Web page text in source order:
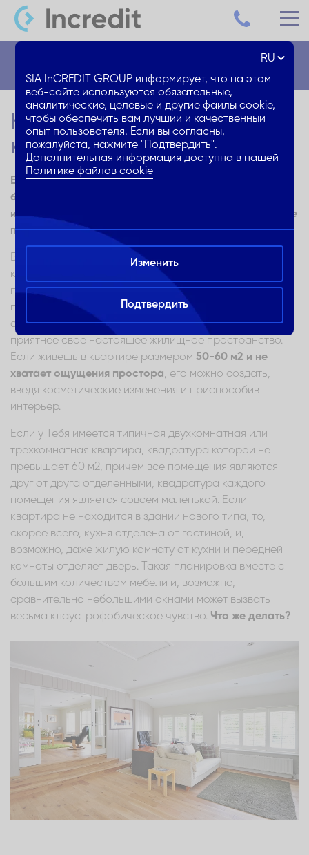
Как сделать маленькую
квартиру больше?
Если квадратура квартиры небольшая, но хочется
большего, этого можно добиться, внеся «умные»
изменений в интерьер – в обустройство и оформление
помещений.
Безусловно, простор и светлость в моде
кажется, что на постоянной основе. Не все могут себе
позволить просторный частный дом или квартиру
площадью 100 м2, в которой можно было бы ездить на
скейтборде, но всегда можно улучшить и сделать
приятнее свое настоящее жилищное пространство.
Если живешь в квартире размером 50-60 м2 и не
хватает ощущения простора, его можно создать,
введя косметические изменения и приспособив
интерьер.
Если у Тебя имеется типичная двухкомнатная или
трехкомнатная квартира, квадратура которой не
превышает 60 м2, причем все помещения являются
друг от друга отделенными, квадратура каждого
помещения является совсем маленькой. Если
квартира не находится в здании нового типа, то,
скорее всего, кухня отделена от гостиной, и,
возможно, даже жилую комнату от кухни и передней
комнаты отделяет дверь. Такая планировка вместе с
большим количеством мебели и, возможно,
сравнительно небольшими окнами может вызвать
весьма клаустрофобическое чувство. Что же делать?
RU
SIA InCREDIT GROUP информирует, что на этом
веб-сайте используются обязательные,
аналитические, целевые и другие файлы cookie,
чтобы обеспечить вам лучший и качественный
опыт пользователя. Если вы согласны,
пожалуйста, нажмите "Подтвердить".
Дополнительная информация доступна в нашей
Политике файлов cookie
Изменить
Подтвердить